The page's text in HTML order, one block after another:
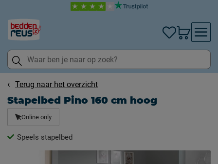
Terug naar het overzicht
Stapelbed Pino 160 cm hoog
Online only
Speels stapelbed